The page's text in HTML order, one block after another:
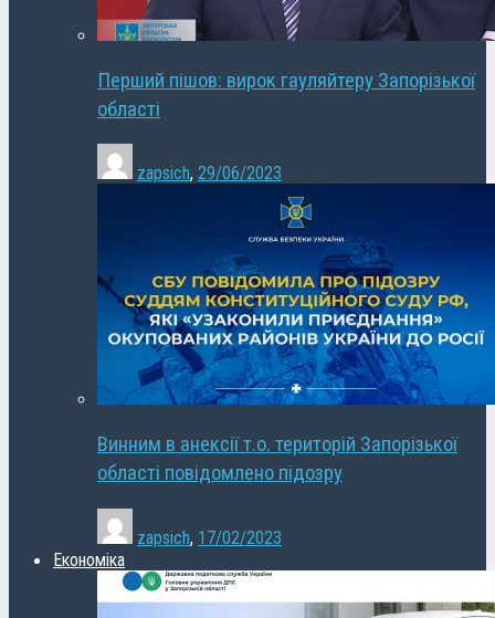
Перший пішов: вирок гауляйтеру Запорізької
області
zapsich, 29/06/2023
Винним в анексії т.о. територій Запорізької
області повідомлено підозру
zapsich, 17/02/2023
Економіка